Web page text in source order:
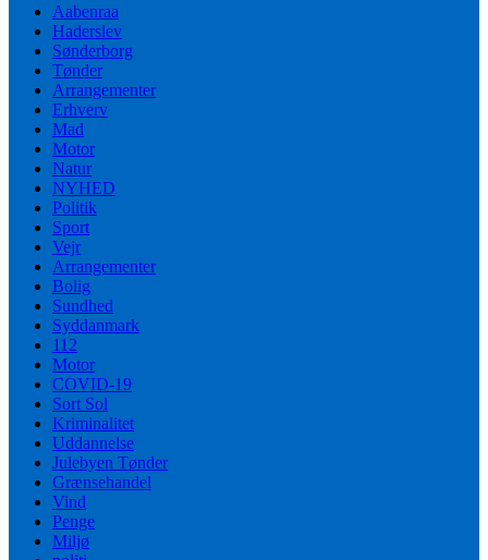
Aabenraa
Haderslev
Sønderborg
Tønder
Arrangementer
Erhverv
Mad
Motor
Natur
NYHED
Politik
Sport
Vejr
Arrangementer
Bolig
Sundhed
Syddanmark
112
Motor
COVID-19
Sort Sol
Kriminalitet
Uddannelse
Julebyen Tønder
Grænsehandel
Vind
Penge
Miljø